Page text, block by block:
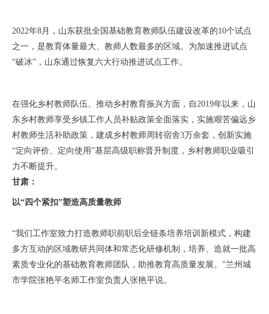
2022年8月，山东获批全国基础教育教师队伍建设改革的10个试点
之一，是教育体量最大、教师人数最多的区域。为加速推进试点
“破冰”，山东通过恢复六大行动推进试点工作。
在强化乡村教师队伍、推动乡村教育振兴方面，自2019年以来，山
东乡村教师享受乡镇工作人员补贴政策全面落实，实施艰苦偏远乡
村教师生活补助政策，建成乡村教师周转宿舍3万余套，创新实施
“定向评价、定向使用”基层高级职称晋升制度，乡村教师职业吸引
力不断提升。
甘肃：
以“四个紧扣”塑造高质量教师
“我们工作室致力打造教师职前职后全链条培养培训新模式，构建
多方互动的区域教研共同体和常态化研修机制，培养、造就一批高
素质专业化的基础教育教师团队，助推教育高质量发展。 ”兰州城
市学院张艳平名师工作室负责人张艳平说。